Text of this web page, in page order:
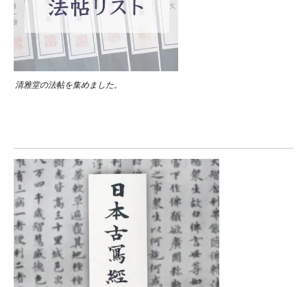
清雅堂の法帖を集めました。